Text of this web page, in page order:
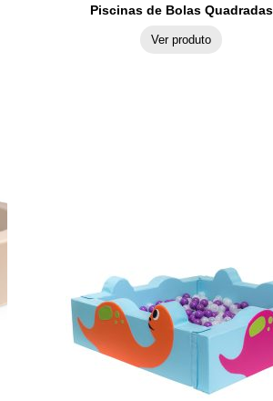
Piscinas de Bolas Quadradas
Ver produto